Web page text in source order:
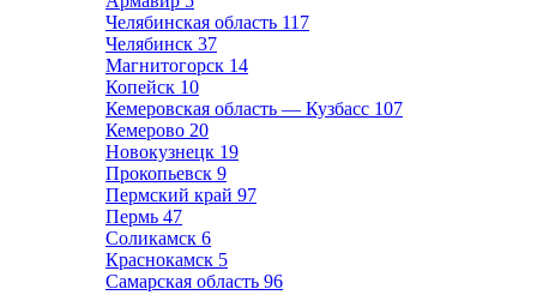
Челябинская область 117
Челябинск 37
Магнитогорск 14
Копейск 10
Кемеровская область — Кузбасс 107
Кемерово 20
Новокузнецк 19
Прокопьевск 9
Пермский край 97
Пермь 47
Соликамск 6
Краснокамск 5
Самарская область 96